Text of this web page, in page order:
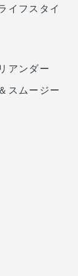
イフスタイ
アンダー
スムージー